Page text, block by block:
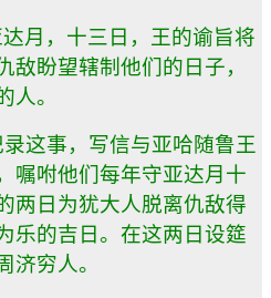
月，十三日，王的谕旨将
敌盼望辖制他们的日子，
人。
这事，写信与亚哈随鲁王
嘱咐他们每年守亚达月十
两日为犹大人脱离仇敌得
乐的吉日。在这两日设筵
济穷人。